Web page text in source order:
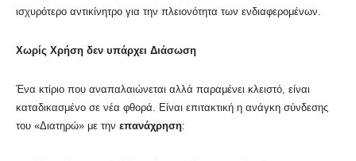
ισχυρότερο αντικίνητρο για την πλειονότητα των ενδιαφερομένων.
Χωρίς Χρήση δεν υπάρχει Διάσωση
Ένα κτίριο που αναπαλαιώνεται αλλά παραμένει κλειστό, είναι
καταδικασμένο σε νέα φθορά. Είναι επιτακτική η ανάγκη σύνδεσης
του «Διατηρώ» με την επανάχρηση: